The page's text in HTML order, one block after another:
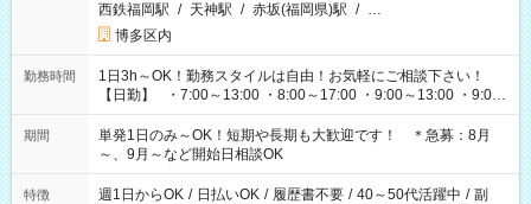
西鉄福岡駅 / 天神駅 / 赤坂(福岡県)駅 / …
博多区内
勤務時間
1日3h～OK！勤務スタイルは自由！お気軽にご相談下さい！
【日勤】 ・7:00～13:00 ・8:00～17:00 ・9:00～13:00 ・9:00
～18:00 ・10:00～19:00 ・13:00～18:00 ・15:00～20:00 ・
16:00～19:00 【夜勤】 ・17:00～21:00 ・18:00～23:00 ・
21:00～翌6:00 ・23:00～翌8:00 など（他時間多数あり！）
期間
単発1日のみ～OK！短期や長期も大歓迎です！ ＊急募：8月
～、9月～など開始日相談OK
特徴 週1日からOK / 日払いOK / 履歴書不要 / 40～50代活躍中 / 副